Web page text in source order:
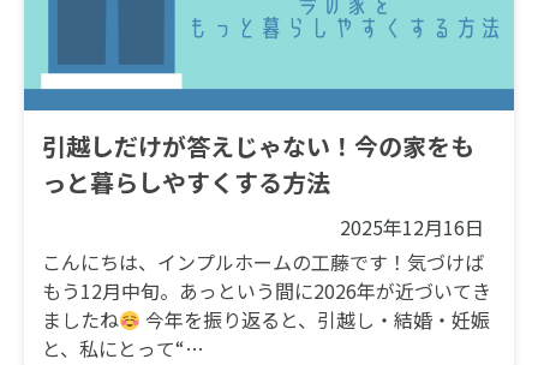
引越しだけが答えじゃない！今の家をも
っと暮らしやすくする方法
2025年12月16日
こんにちは、インプルホームの工藤です！気づけば
もう12月中旬。あっという間に2026年が近づいてき
ましたね
今年を振り返ると、引越し・結婚・妊娠
と、私にとって“…